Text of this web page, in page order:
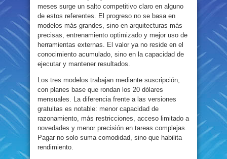
meses surge un salto competitivo claro en alguno
de estos referentes. El progreso no se basa en
modelos más grandes, sino en arquitecturas más
precisas, entrenamiento optimizado y mejor uso de
herramientas externas. El valor ya no reside en el
conocimiento acumulado, sino en la capacidad de
ejecutar y mantener resultados.
Los tres modelos trabajan mediante suscripción,
con planes base que rondan los 20 dólares
mensuales. La diferencia frente a las versiones
gratuitas es notable: menor capacidad de
razonamiento, más restricciones, acceso limitado a
novedades y menor precisión en tareas complejas.
Pagar no solo suma comodidad, sino que habilita
rendimiento.